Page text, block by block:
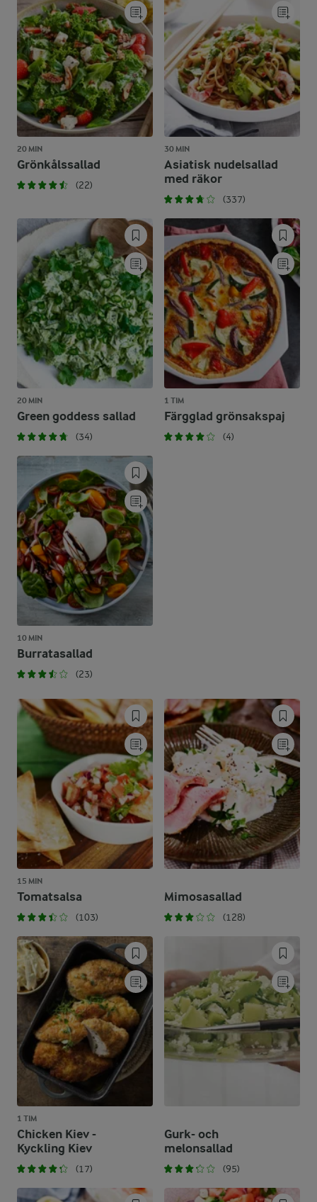
20 MIN
Grönkålssallad
(22)
30 MIN
Asiatisk nudelsallad
med räkor
(337)
20 MIN
Green goddess sallad
(34)
1 TIM
Färgglad grönsakspaj
(4)
10 MIN
Burratasallad
(23)
15 MIN
Tomatsalsa
(103)
Mimosasallad
(128)
1 TIM
Chicken Kiev -
Kyckling Kiev
(17)
Gurk- och
melonsallad
(95)